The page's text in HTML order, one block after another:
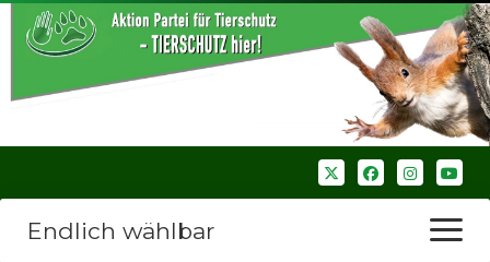
Endlich wählbar
Menü
öffnen